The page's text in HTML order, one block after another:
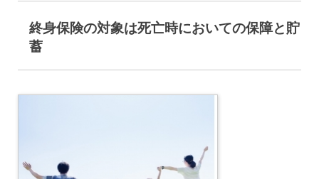
終身保険の対象は死亡時においての保障と貯
蓄